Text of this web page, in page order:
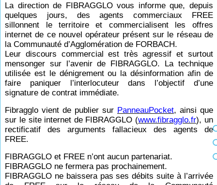
La direction de FIBRAGGLO vous informe que, depuis
quelques jours, des agents commerciaux FREE
sillonnent le territoire et commercialisent les offres
internet de ce nouvel opérateur présent sur le réseau de
la Communauté d’Agglomération de FORBACH.
Leur discours commercial est très agressif et surtout
mensonger sur l’avenir de FIBRAGGLO. La technique
utilisée est le dénigrement ou la désinformation afin de
faire paniquer l’interlocuteur dans l’objectif d’une
signature de contrat immédiate.
Fibragglo vient de publier sur PanneauPocket, ainsi que
sur le site internet de FIBRAGGLO (www.fibragglo.fr), un
rectificatif des arguments fallacieux des agents de
FREE.
FIBRAGGLO et FREE n’ont aucun partenariat.
FIBRAGGLO ne fermera pas prochainement.
FIBRAGGLO ne baissera pas ses débits suite à l’arrivée